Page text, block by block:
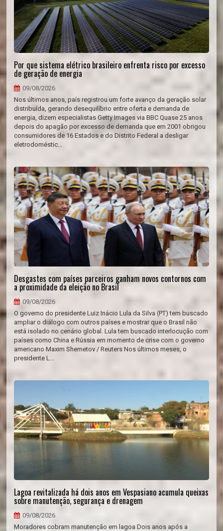
Por que sistema elétrico brasileiro enfrenta risco por excesso
de geração de energia
09/08/2026
Nos últimos anos, país registrou um forte avanço da geração solar
distribuída, gerando desequilíbrio entre oferta e demanda de
energia, dizem especialistas Getty Images via BBC Quase 25 anos
depois do apagão por excesso de demanda que em 2001 obrigou
consumidores de 16 Estados e do Distrito Federal a desligar
eletrodoméstic...
Desgastes com países parceiros ganham novos contornos com
a proximidade da eleição no Brasil
09/08/2026
O governo do presidente Luiz Inácio Lula da Silva (PT) tem buscado
ampliar o diálogo com outros países e mostrar que o Brasil não
está isolado no cenário global. Lula tem buscado interlocução com
países como China e Rússia em momento de crise com o governo
americano Maxim Shemetov / Reuters Nos últimos meses, o
presidente L...
Lagoa revitalizada há dois anos em Vespasiano acumula queixas
sobre manutenção, segurança e drenagem
09/08/2026
Moradores cobram manutenção em lagoa Dois anos após a